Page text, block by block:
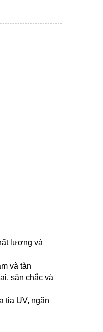
lượng và
và tàn
săn chắc và
tia UV, ngăn